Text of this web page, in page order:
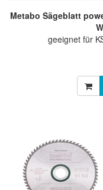
Metabo Sägeblatt
geeignet für